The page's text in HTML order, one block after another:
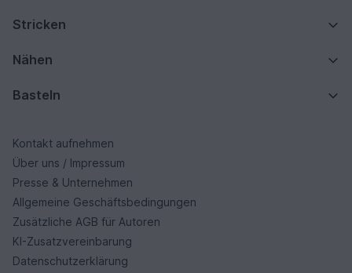
Stricken
Nähen
Basteln
Kontakt aufnehmen
Über uns / Impressum
Presse & Unternehmen
Allgemeine Geschäftsbedingungen
Zusätzliche AGB für Autoren
KI-Zusatzvereinbarung
Datenschutzerklärung